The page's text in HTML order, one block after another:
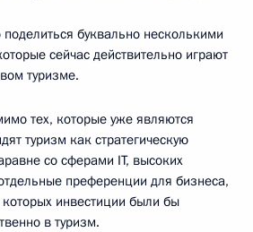
буквально несколькими
сейчас действительно играют
туризме.
тех, которые уже являются
туризм как стратегическую
со сферами IT, высоких
преференции для бизнеса,
инвестиции были бы
в туризм.